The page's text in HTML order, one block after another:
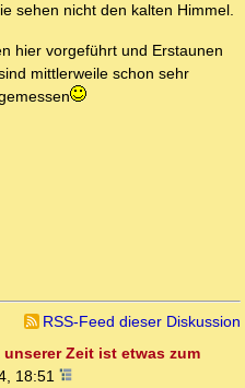
sehen nicht den kalten Himmel.
hier vorgeführt und Erstaunen
mittlerweile schon sehr
RSS-Feed dieser Diskussion
Zeit ist etwas zum
18:51